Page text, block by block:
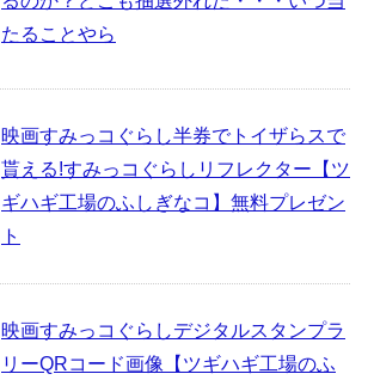
たることやら
映画すみっコぐらし半券でトイザらスで
貰える!すみっコぐらしリフレクター【ツ
ギハギ工場のふしぎなコ】無料プレゼン
ト
映画すみっコぐらしデジタルスタンプラ
リーQRコード画像【ツギハギ工場のふ